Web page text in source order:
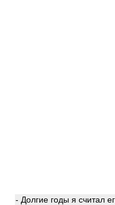
- Долгие годы я считал